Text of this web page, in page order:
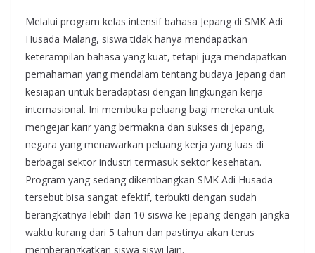
Melalui program kelas intensif bahasa Jepang di SMK Adi
Husada Malang, siswa tidak hanya mendapatkan
keterampilan bahasa yang kuat, tetapi juga mendapatkan
pemahaman yang mendalam tentang budaya Jepang dan
kesiapan untuk beradaptasi dengan lingkungan kerja
internasional. Ini membuka peluang bagi mereka untuk
mengejar karir yang bermakna dan sukses di Jepang,
negara yang menawarkan peluang kerja yang luas di
berbagai sektor industri termasuk sektor kesehatan.
Program yang sedang dikembangkan SMK Adi Husada
tersebut bisa sangat efektif, terbukti dengan sudah
berangkatnya lebih dari 10 siswa ke jepang dengan jangka
waktu kurang dari 5 tahun dan pastinya akan terus
memberangkatkan siswa siswi lain.